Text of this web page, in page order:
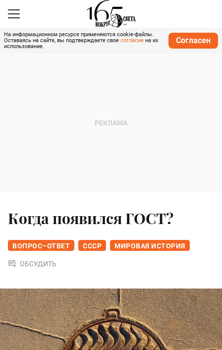
На информационном ресурсе применяются cookie-файлы.
Оставаясь на сайте, вы подтверждаете свое согласие на их
использование.
Согласен
Когда появился ГОСТ?
ВОПРОС–ОТВЕТ СССР МИРОВАЯ ИСТОРИЯ
ОБСУДИТЬ